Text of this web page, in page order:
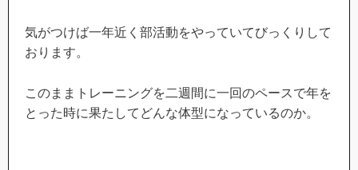
気がつけば一年近く部活動をやっていてびっくりして
おります。
このままトレーニングを二週間に一回のペースで年を
とった時に果たしてどんな体型になっているのか。